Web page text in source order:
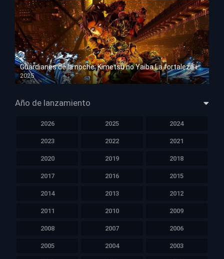
Guardianes de la noche: Kimetsu no Yaiba La fortaleza infinita
2025
HD 1080p
Año de lanzamiento
2026 2025 2024
2023 2022 2021
2020 2019 2018
2017 2016 2015
2014 2013 2012
2011 2010 2009
2008 2007 2006
2005 2004 2003